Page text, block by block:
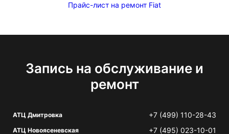
Прайс-лист на ремонт Fiat
Запись на обслуживание и
ремонт
АТЦ Дмитровка +7 (499) 110-28-43
АТЦ Новоясеневская +7 (495) 023-10-01